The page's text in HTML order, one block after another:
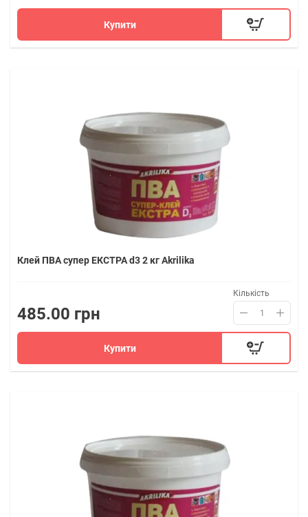
Купити
Клей ПВА супер ЕКСТРА d3 2 кг Akrilika
485.00 грн
Кількість
Купити